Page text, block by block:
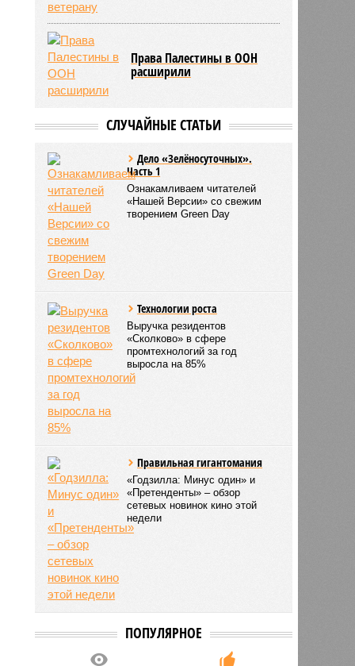
Права Палестины в ООН
расширили
СЛУЧАЙНЫЕ СТАТЬИ
Дело «Зелёносуточных».
Часть 1
Ознакамливаем читателей
«Нашей Версии» со свежим
творением Green Day
Технологии роста
Выручка резидентов
«Сколково» в сфере
промтехнологий за год
выросла на 85%
Правильная гигантомания
«Годзилла: Минус один» и
«Претенденты» – обзор
сетевых новинок кино этой
недели
ПОПУЛЯРНОЕ